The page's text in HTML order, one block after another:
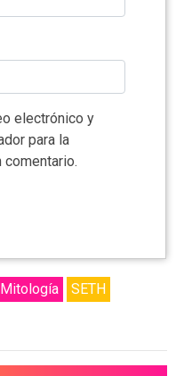
electrónico y
para la
comentario.
Mitología
SETH